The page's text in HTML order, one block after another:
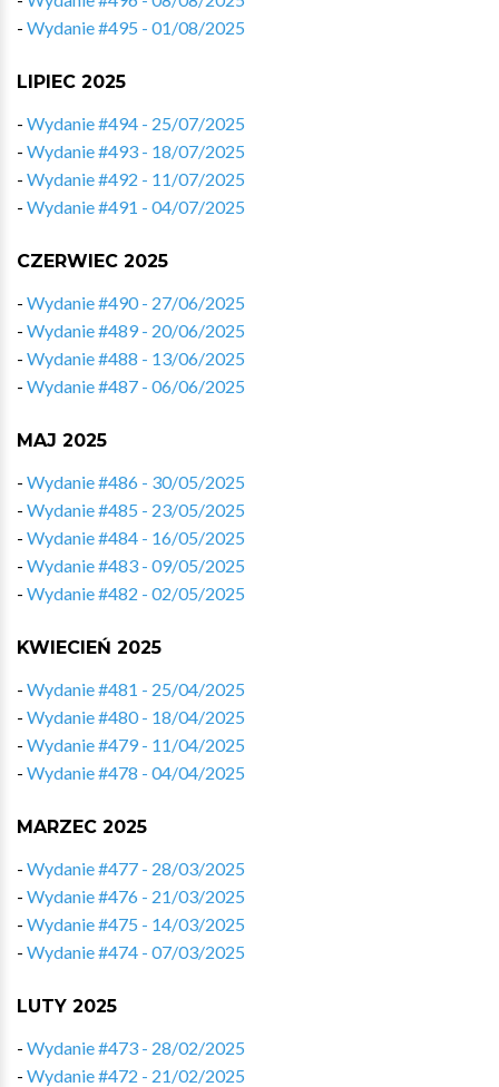
- Wydanie #495 - 01/08/2025
LIPIEC 2025
- Wydanie #494 - 25/07/2025
- Wydanie #493 - 18/07/2025
- Wydanie #492 - 11/07/2025
- Wydanie #491 - 04/07/2025
CZERWIEC 2025
- Wydanie #490 - 27/06/2025
- Wydanie #489 - 20/06/2025
- Wydanie #488 - 13/06/2025
- Wydanie #487 - 06/06/2025
MAJ 2025
- Wydanie #486 - 30/05/2025
- Wydanie #485 - 23/05/2025
- Wydanie #484 - 16/05/2025
- Wydanie #483 - 09/05/2025
- Wydanie #482 - 02/05/2025
KWIECIEŃ 2025
- Wydanie #481 - 25/04/2025
- Wydanie #480 - 18/04/2025
- Wydanie #479 - 11/04/2025
- Wydanie #478 - 04/04/2025
MARZEC 2025
- Wydanie #477 - 28/03/2025
- Wydanie #476 - 21/03/2025
- Wydanie #475 - 14/03/2025
- Wydanie #474 - 07/03/2025
LUTY 2025
- Wydanie #473 - 28/02/2025
- Wydanie #472 - 21/02/2025